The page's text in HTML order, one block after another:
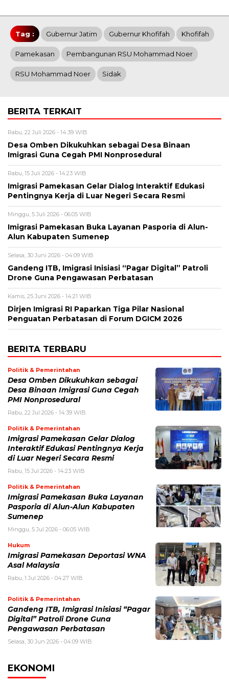
Tag : Gubernur Jatim Gubernur Khofifah Khofifah
Pamekasan Pembangunan RSU Mohammad Noer
RSU Mohammad Noer Sidak
BERITA TERKAIT
Rabu, 22 Juli 2026 - 14:39 WIB
Desa Omben Dikukuhkan sebagai Desa Binaan
Imigrasi Guna Cegah PMI Nonprosedural
Rabu, 15 Juli 2026 - 14:23 WIB
Imigrasi Pamekasan Gelar Dialog Interaktif Edukasi
Pentingnya Kerja di Luar Negeri Secara Resmi
Minggu, 5 Juli 2026 - 06:05 WIB
Imigrasi Pamekasan Buka Layanan Pasporia di Alun-
Alun Kabupaten Sumenep
Selasa, 30 Juni 2026 - 04:09 WIB
Gandeng ITB, Imigrasi Inisiasi “Pagar Digital” Patroli
Drone Guna Pengawasan Perbatasan
Kamis, 25 Juni 2026 - 14:21 WIB
Dirjen Imigrasi RI Paparkan Tiga Pilar Nasional
Penguatan Perbatasan di Forum DGICM 2026
BERITA TERBARU
Politik & Pemerintahan
Desa Omben Dikukuhkan sebagai
Desa Binaan Imigrasi Guna Cegah
PMI Nonprosedural
Rabu, 22 Jul 2026 - 14:39 WIB
Politik & Pemerintahan
Imigrasi Pamekasan Gelar Dialog
Interaktif Edukasi Pentingnya Kerja
di Luar Negeri Secara Resmi
Rabu, 15 Jul 2026 - 14:23 WIB
Politik & Pemerintahan
Imigrasi Pamekasan Buka Layanan
Pasporia di Alun-Alun Kabupaten
Sumenep
Minggu, 5 Jul 2026 - 06:05 WIB
Hukum
Imigrasi Pamekasan Deportasi WNA
Asal Malaysia
Rabu, 1 Jul 2026 - 04:27 WIB
Politik & Pemerintahan
Gandeng ITB, Imigrasi Inisiasi “Pagar
Digital” Patroli Drone Guna
Pengawasan Perbatasan
Selasa, 30 Jun 2026 - 04:09 WIB
EKONOMI